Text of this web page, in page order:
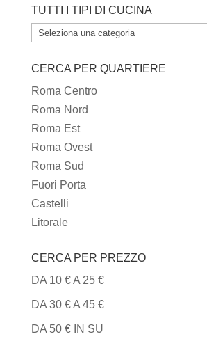
TUTTI I TIPI DI CUCINA
TUTTI
TIPI
DI
CUCINA
CERCA PER QUARTIERE
Roma Centro
Roma Nord
Roma Est
Roma Ovest
Roma Sud
Fuori Porta
Castelli
Litorale
CERCA PER PREZZO
DA 10 € A 25 €
DA 30 € A 45 €
DA 50 € IN SU